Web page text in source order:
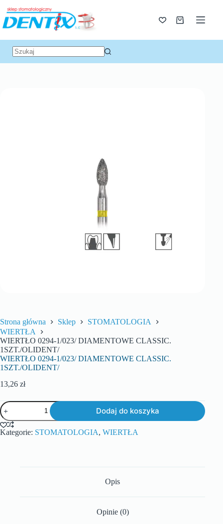
Strona główna Sklep
STOMATOLOGIA
WIERTŁA
WIERTŁO 0294-1/023/ DIAMENTOWE CLASSIC.
1SZT./OLIDENT/
WIERTŁO 0294-1/023/ DIAMENTOWE CLASSIC.
1SZT./OLIDENT/
13,26 zł
Dodaj do koszyka
Kategorie: STOMATOLOGIA, WIERTŁA
Opis
Opinie (0)